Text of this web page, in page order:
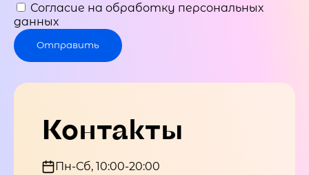
Согласие на обработку персональных
данных
Отправить
Контакты
Пн-Сб, 10:00-20:00